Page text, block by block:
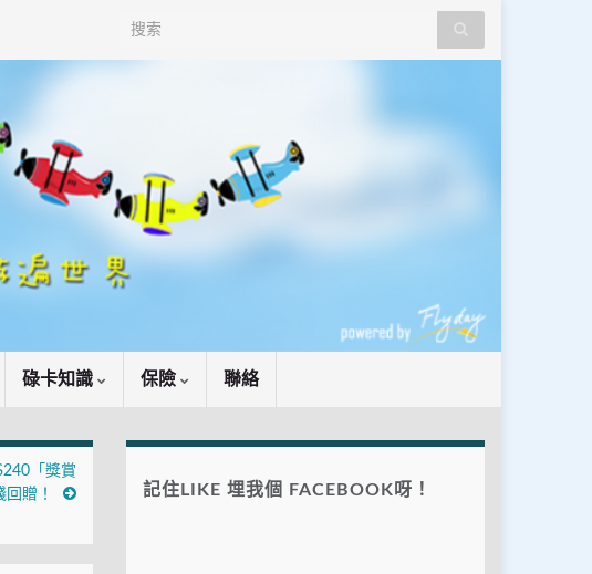
Search for:
碌卡知識 保險 聯絡
「獎賞
贈！
記住LIKE 埋我個 FACEBOOK呀！